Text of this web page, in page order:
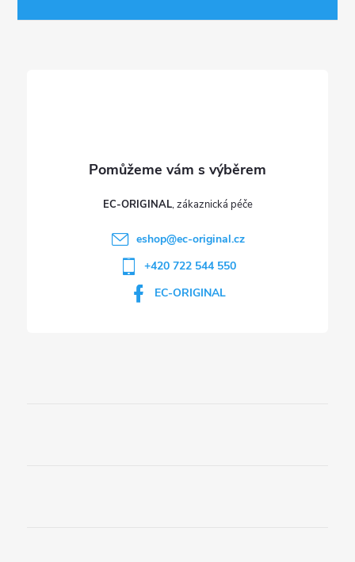
EC-ORIGINAL
eshop@ec-original.cz
+420 722 544 550
EC-ORIGINAL